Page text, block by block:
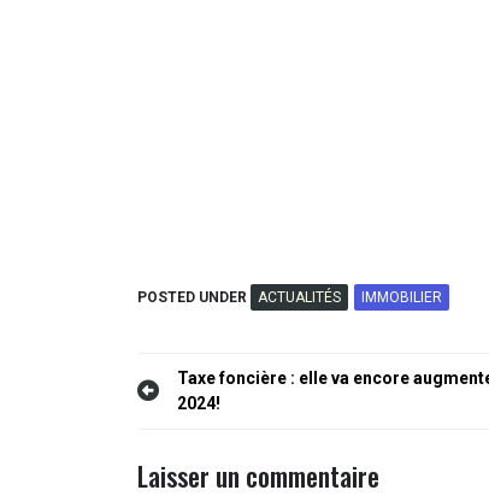
POSTED UNDER ACTUALITÉS IMMOBILIER
Navigation
l’article
Taxe foncière : elle va encore
2024!
Laisser un commentaire